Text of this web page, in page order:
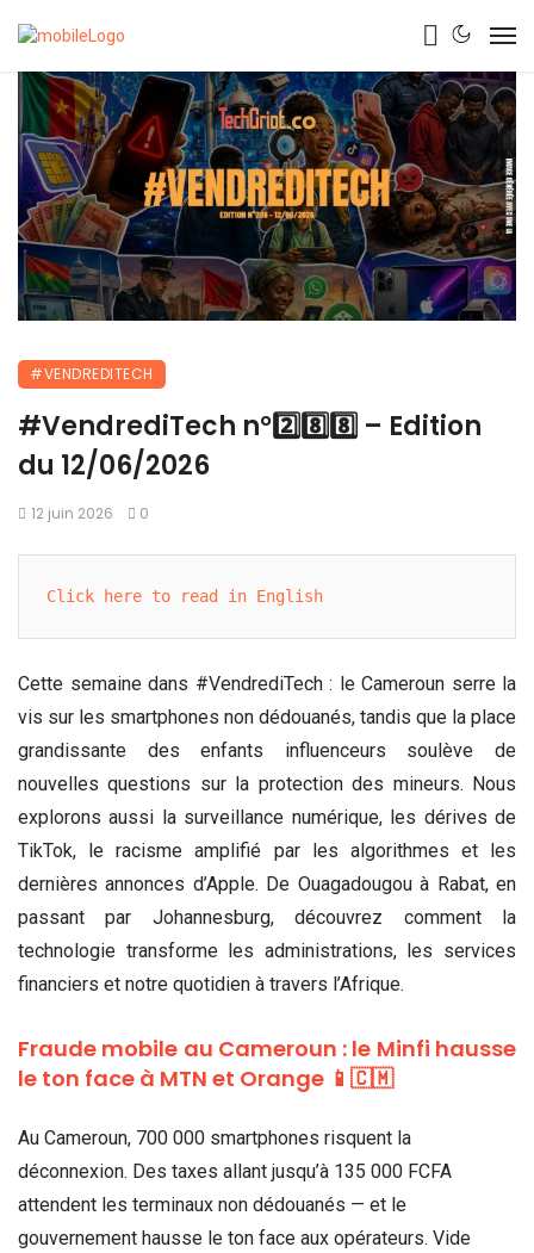
#VENDREDITECH
#VendrediTech n°2️⃣8️⃣8️⃣ – Edition
du 12/06/2026
12 juin 2026 0
Click here to read in English
Cette semaine dans #VendrediTech : le Cameroun serre la
vis sur les smartphones non dédouanés, tandis que la place
grandissante des enfants influenceurs soulève de
nouvelles questions sur la protection des mineurs. Nous
explorons aussi la surveillance numérique, les dérives de
TikTok, le racisme amplifié par les algorithmes et les
dernières annonces d’Apple. De Ouagadougou à Rabat, en
passant par Johannesburg, découvrez comment la
technologie transforme les administrations, les services
financiers et notre quotidien à travers l’Afrique.
Fraude mobile au Cameroun : le Minfi hausse
le ton face à MTN et Orange 📱🇨🇲
Au Cameroun, 700 000 smartphones risquent la
déconnexion. Des taxes allant jusqu’à 135 000 FCFA
attendent les terminaux non dédouanés — et le
gouvernement hausse le ton face aux opérateurs. Vide